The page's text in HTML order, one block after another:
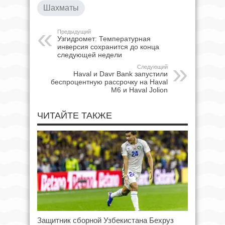
Шахматы
Предыдущий
Узгидромет: Температурная
инверсия сохранится до конца
следующей недели
Следующий
Haval и Davr Bank запустили
беспроцентную рассрочку на Haval
M6 и Haval Jolion
ЧИТАЙТЕ ТАКЖЕ
Защитник сборной Узбекистана Бехруз